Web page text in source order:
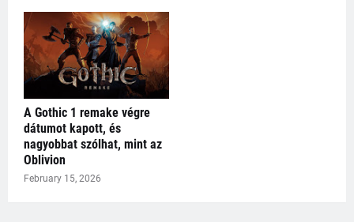
A Gothic 1 remake végre
dátumot kapott, és
nagyobbat szólhat, mint az
Oblivion
February 15, 2026